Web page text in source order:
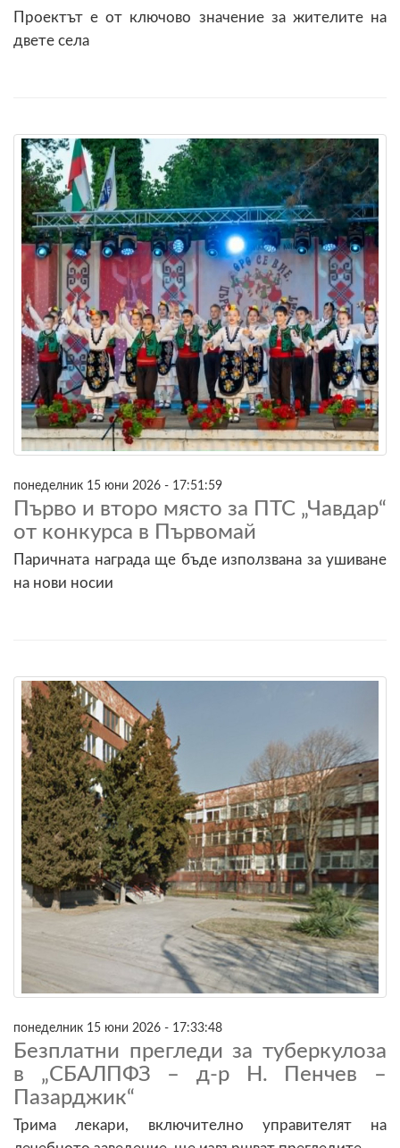
Проектът е от ключово значение за жителите на
двете села
понеделник 15 юни 2026 - 17:51:59
Първо и второ място за ПТС „Чавдар“
от конкурса в Първомай
Паричната награда ще бъде използвана за ушиване
на нови носии
понеделник 15 юни 2026 - 17:33:48
Безплатни прегледи за туберкулоза
в „СБАЛПФЗ – д-р Н. Пенчев –
Пазарджик“
Трима лекари, включително управителят на